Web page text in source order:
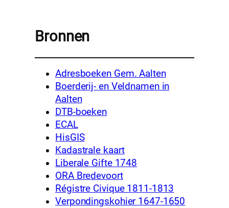
Bronnen
Adresboeken Gem. Aalten
Boerderij- en Veldnamen in
Aalten
DTB-boeken
ECAL
HisGIS
Kadastrale kaart
Liberale Gifte 1748
ORA Bredevoort
Régistre Civique 1811-1813
Verpondingskohier 1647-1650